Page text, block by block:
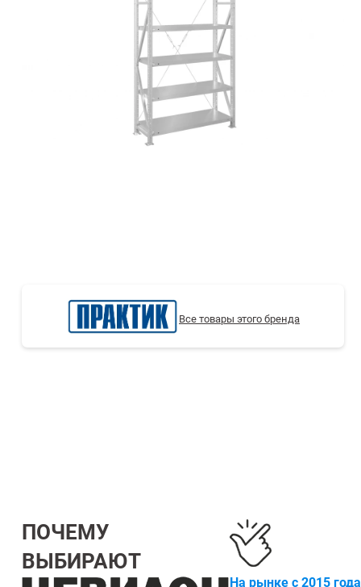
ПЛАТФОРМЕННЫЕ ТЕЛЕЖКИ
МЕДИЦИНСКАЯ МЕБЕЛЬ
ОФИСНАЯ МЕБЕЛЬ
Все товары этого бренда
ПОЧЕМУ
ВЫБИРАЮТ
На рынке с 2015 года